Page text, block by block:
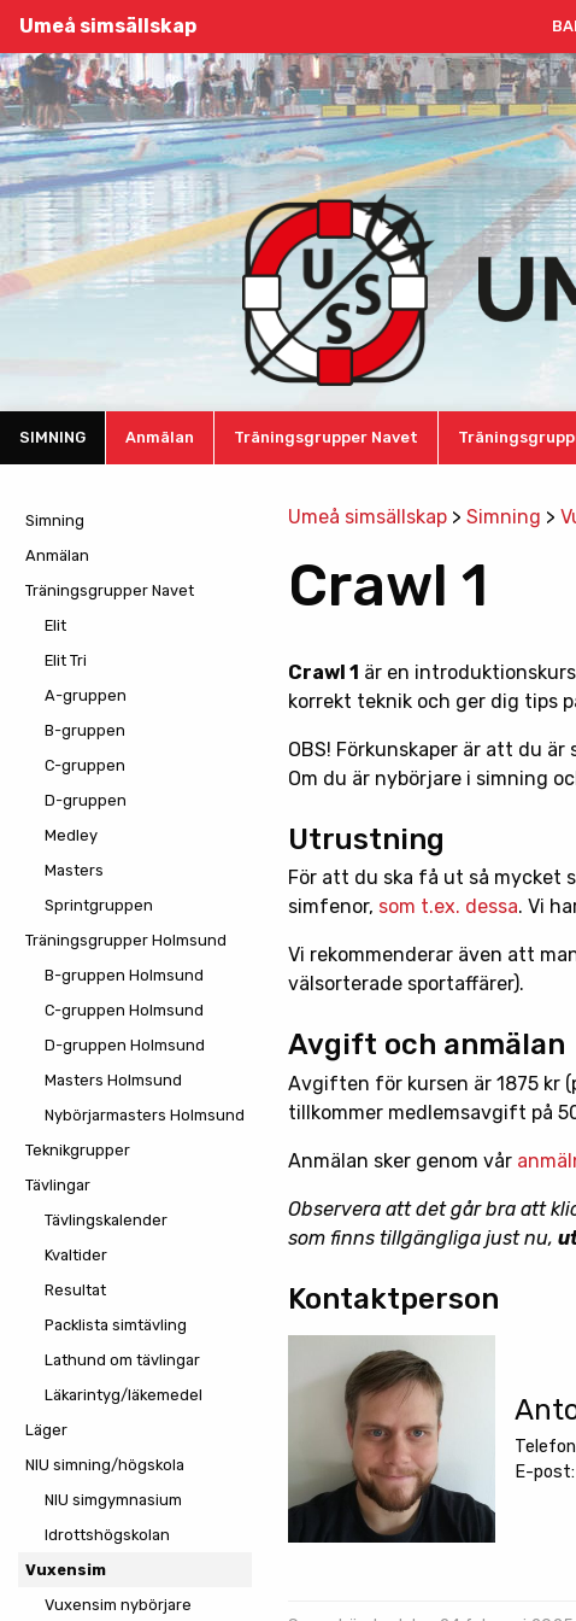
Umeå simsällskap
SIMNING Anmälan Träningsgrupper Navet
Umeå simsällskap > Simning >
Crawl 1
Crawl 1 är en
korrekt teknik och ger dig tips
OBS! Förkunskaper är att du
Om du är nybörjare i simning
Utrustning
För att du ska få ut så mycket
simfenor, som t.ex. dessa. Vi
Vi rekommenderar även att
välsorterade sportaffärer).
Avgift och anmälan
Avgiften för kursen är 1875 kr
tillkommer medlemsavgift på
Anmälan sker genom vår
Observera att det går bra att
som finns tillgängliga just nu,
Kontaktperson
E-
Simning
Anmälan
Träningsgrupper Navet
Elit
Elit Tri
A-gruppen
B-gruppen
C-gruppen
D-gruppen
Medley
Masters
Sprintgruppen
Träningsgrupper Holmsund
B-gruppen Holmsund
C-gruppen Holmsund
D-gruppen Holmsund
Masters Holmsund
Nybörjarmasters Holmsund
Teknikgrupper
Tävlingar
Tävlingskalender
Kvaltider
Resultat
Packlista simtävling
Lathund om tävlingar
Läkarintyg/läkemedel
Läger
NIU simning/högskola
NIU simgymnasium
Idrottshögskolan
Vuxensim
Vuxensim nybörjare